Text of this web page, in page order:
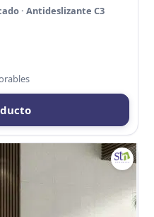
· Antideslizante C3